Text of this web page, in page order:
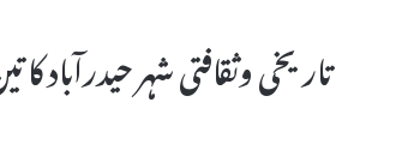
تاریخی وثقافتی شہر حیدرآباد